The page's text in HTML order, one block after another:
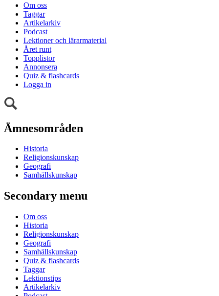
Om oss
Taggar
Artikelarkiv
Podcast
Lektioner och lärarmaterial
Året runt
Topplistor
Annonsera
Quiz & flashcards
Logga in
Ämnesområden
Historia
Religionskunskap
Geografi
Samhällskunskap
Secondary menu
Om oss
Historia
Religionskunskap
Geografi
Samhällskunskap
Quiz & flashcards
Taggar
Lektionstips
Artikelarkiv